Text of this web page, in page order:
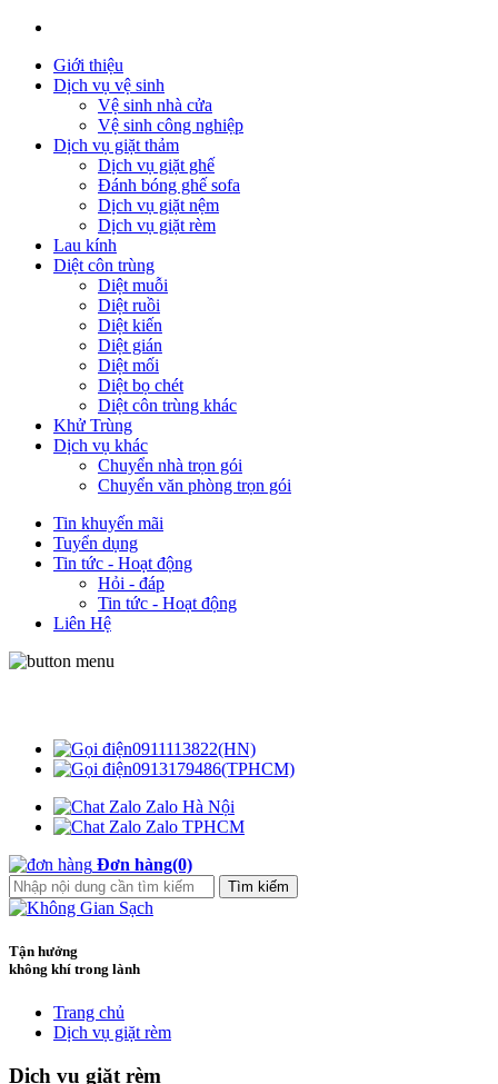
Giới thiệu
Dịch vụ vệ sinh
Vệ sinh nhà cửa
Vệ sinh công nghiệp
Dịch vụ giặt thảm
Dịch vụ giặt ghế
Đánh bóng ghế sofa
Dịch vụ giặt nệm
Dịch vụ giặt rèm
Lau kính
Diệt côn trùng
Diệt muỗi
Diệt ruồi
Diệt kiến
Diệt gián
Diệt mối
Diệt bọ chét
Diệt côn trùng khác
Khử Trùng
Dịch vụ khác
Chuyển nhà trọn gói
Chuyển văn phòng trọn gói
Tin khuyến mãi
Tuyển dụng
Tin tức - Hoạt động
Hỏi - đáp
Tin tức - Hoạt động
Liên Hệ
0911113822(HN)
0913179486(TPHCM)
Zalo Hà Nội
Zalo TPHCM
Đơn hàng(0)
Tận hưởng
không khí trong lành
Trang chủ
Dịch vụ giặt rèm
Dịch vụ giặt rèm